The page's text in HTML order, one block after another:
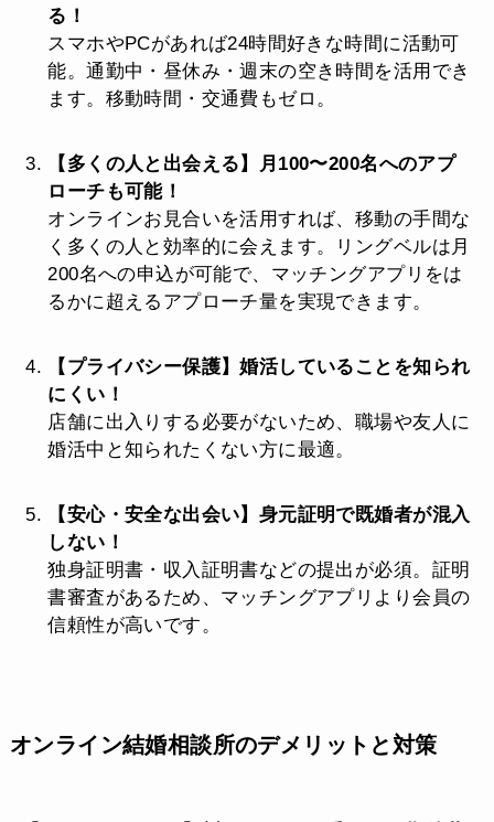
る！
スマホやPCがあれば24時間好きな時間に活動可
能。通勤中・昼休み・週末の空き時間を活用でき
ます。移動時間・交通費もゼロ。
【多くの人と出会える】月100〜200名へのアプ
ローチも可能！
オンラインお見合いを活用すれば、移動の手間な
く多くの人と効率的に会えます。リングベルは月
200名への申込が可能で、マッチングアプリをは
るかに超えるアプローチ量を実現できます。
【プライバシー保護】婚活していることを知られ
にくい！
店舗に出入りする必要がないため、職場や友人に
婚活中と知られたくない方に最適。
【安心・安全な出会い】身元証明で既婚者が混入
しない！
独身証明書・収入証明書などの提出が必須。証明
書審査があるため、マッチングアプリより会員の
信頼性が高いです。
オンライン結婚相談所のデメリットと対策